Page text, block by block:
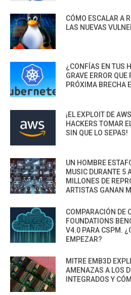
CÓMO ESCALAR A
LAS NUEVAS
¿CONFÍAS EN TUS
GRAVE ERROR
PRÓXIMA BRECHA
¡EL EXPLOIT DE
HACKERS TOMAR
SIN QUE LO SEPAS!
UN HOMBRE
MUSIC DURANTE 5
MILLONES DE
ARTISTAS GANAN
COMPARACIÓN DE
FOUNDATIONS
V4.0 PARA CSPM.
EMPEZAR?
MITRE EMB3D
AMENAZAS A LOS
INTEGRADOS Y